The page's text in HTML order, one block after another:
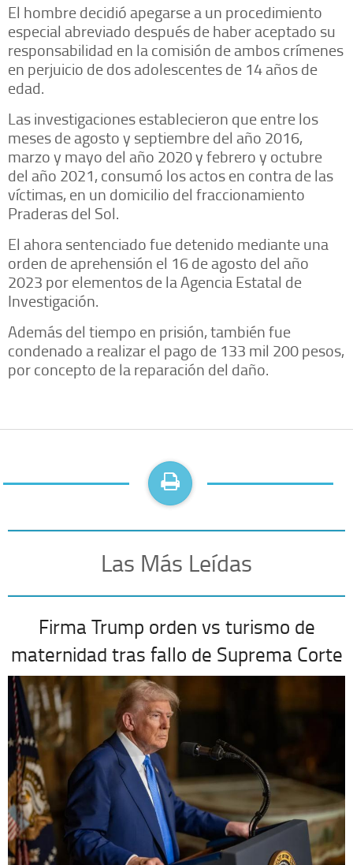
El hombre decidió apegarse a un procedimiento
especial abreviado después de haber aceptado su
responsabilidad en la comisión de ambos crímenes
en perjuicio de dos adolescentes de 14 años de
edad.
Las investigaciones establecieron que entre los
meses de agosto y septiembre del año 2016,
marzo y mayo del año 2020 y febrero y octubre
del año 2021, consumó los actos en contra de las
víctimas, en un domicilio del fraccionamiento
Praderas del Sol.
El ahora sentenciado fue detenido mediante una
orden de aprehensión el 16 de agosto del año
2023 por elementos de la Agencia Estatal de
Investigación.
Además del tiempo en prisión, también fue
condenado a realizar el pago de 133 mil 200 pesos,
por concepto de la reparación del daño.
Las Más Leídas
Firma Trump orden vs turismo de
maternidad tras fallo de Suprema Corte